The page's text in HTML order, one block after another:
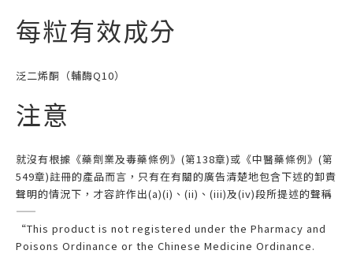
每粒有效成分
泛二烯酮（輔酶Q10）
注意
就沒有根據《藥劑業及毒藥條例》(第138章)或《中醫藥條例》(第
549章)註冊的產品而言，只有在有關的廣告清楚地包含下述的卸責
聲明的情況下，才容許作出(a)(i)、(ii)、(iii)及(iv)段所提述的聲稱
——
“This product is not registered under the Pharmacy and
Poisons Ordinance or the Chinese Medicine Ordinance.